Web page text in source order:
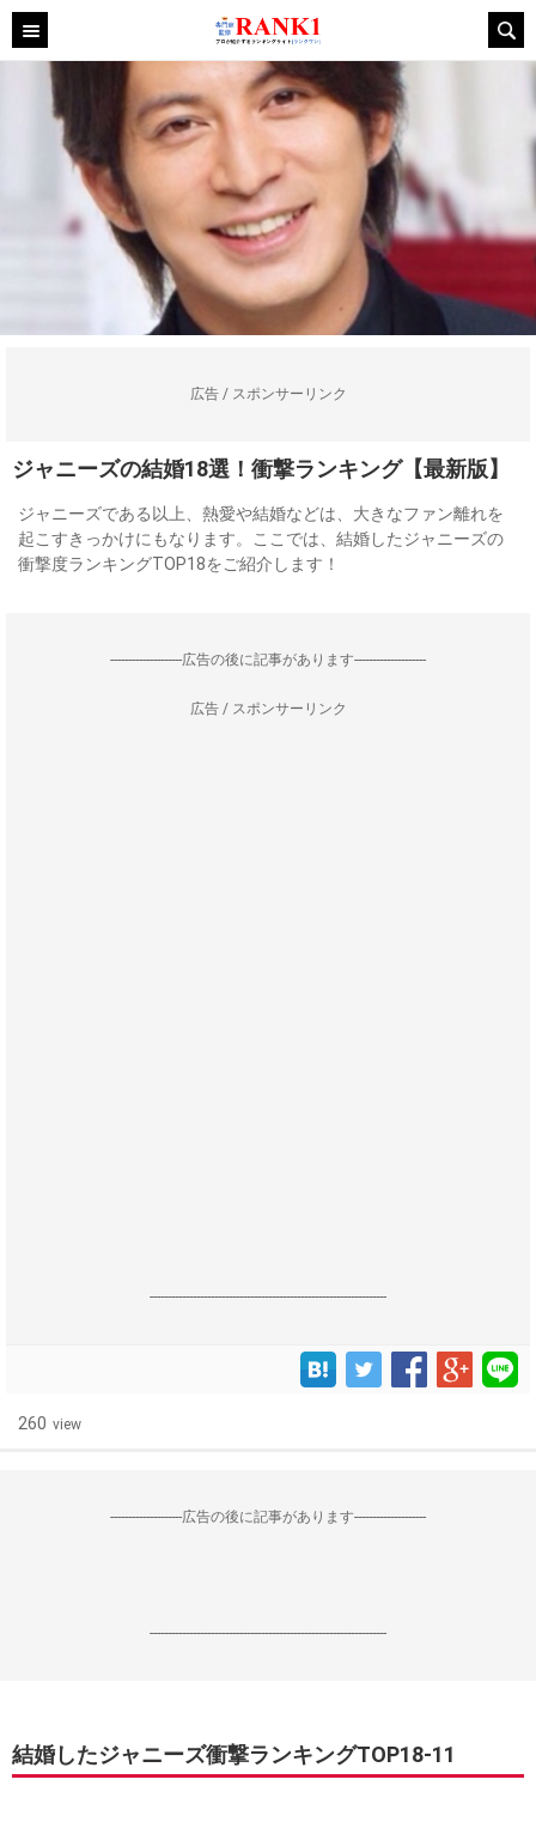
広告 / スポンサーリンク
ジャニーズの結婚18選！衝撃ランキング【最新版】
ジャニーズである以上、熱愛や結婚などは、大きなファン離れを
起こすきっかけにもなります。ここでは、結婚したジャニーズの
衝撃度ランキングTOP18をご紹介します！
--------------------広告の後に記事があります--------------------
広告 / スポンサーリンク
------------------------------------------------------------------
260 view
--------------------広告の後に記事があります--------------------
------------------------------------------------------------------
結婚したジャニーズ衝撃ランキングTOP18-11